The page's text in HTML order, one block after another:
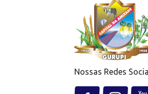
Nossas Redes